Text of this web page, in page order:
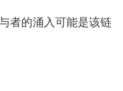
者的涌入可能是该链